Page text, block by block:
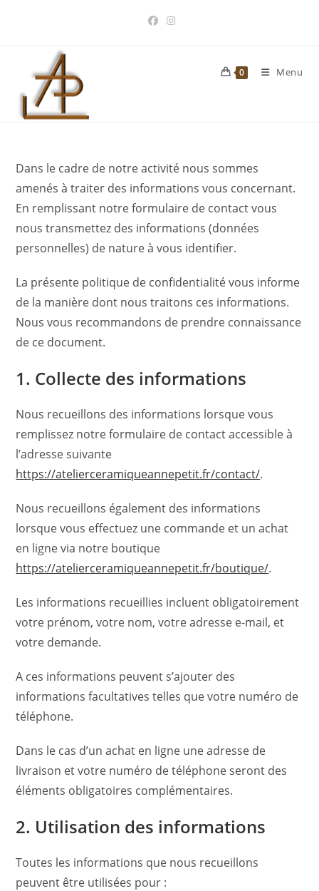
0 Menu
Dans le cadre de notre activité nous sommes
amenés à traiter des informations vous concernant.
En remplissant notre formulaire de contact vous
nous transmettez des informations (données
personnelles) de nature à vous identifier.
La présente politique de confidentialité vous informe
de la manière dont nous traitons ces informations.
Nous vous recommandons de prendre connaissance
de ce document.
1. Collecte des informations
Nous recueillons des informations lorsque vous
remplissez notre formulaire de contact accessible à
l’adresse suivante
https://atelierceramiqueannepetit.fr/contact/.
Nous recueillons également des informations
lorsque vous effectuez une commande et un achat
en ligne via notre boutique
https://atelierceramiqueannepetit.fr/boutique/.
Les informations recueillies incluent obligatoirement
votre prénom, votre nom, votre adresse e-mail, et
votre demande.
A ces informations peuvent s’ajouter des
informations facultatives telles que votre numéro de
téléphone.
Dans le cas d’un achat en ligne une adresse de
livraison et votre numéro de téléphone seront des
éléments obligatoires complémentaires.
2. Utilisation des informations
Toutes les informations que nous recueillons
peuvent être utilisées pour :